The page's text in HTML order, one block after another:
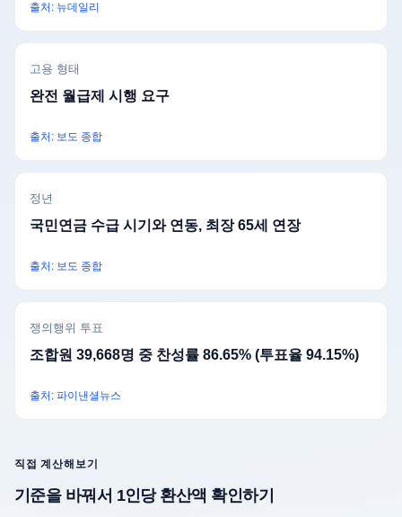
출처: 뉴데일리
고용 형태
완전 월급제 시행 요구
출처: 보도 종합
정년
국민연금 수급 시기와 연동, 최장 65세 연장
출처: 보도 종합
쟁의행위 투표
조합원 39,668명 중 찬성률 86.65% (투표율 94.15%)
출처: 파이낸셜뉴스
직접 계산해보기
기준을 바꿔서 1인당 환산액 확인하기